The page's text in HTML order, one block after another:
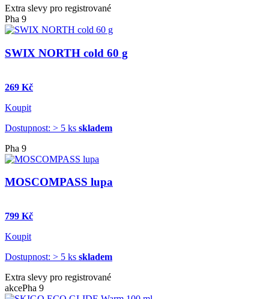
Extra slevy pro registrované
Pha 9
SWIX NORTH cold 60 g
269 Kč
Koupit
Dostupnost: > 5 ks skladem
Pha 9
MOSCOMPASS lupa
799 Kč
Koupit
Dostupnost: > 5 ks skladem
Extra slevy pro registrované
akcePha 9